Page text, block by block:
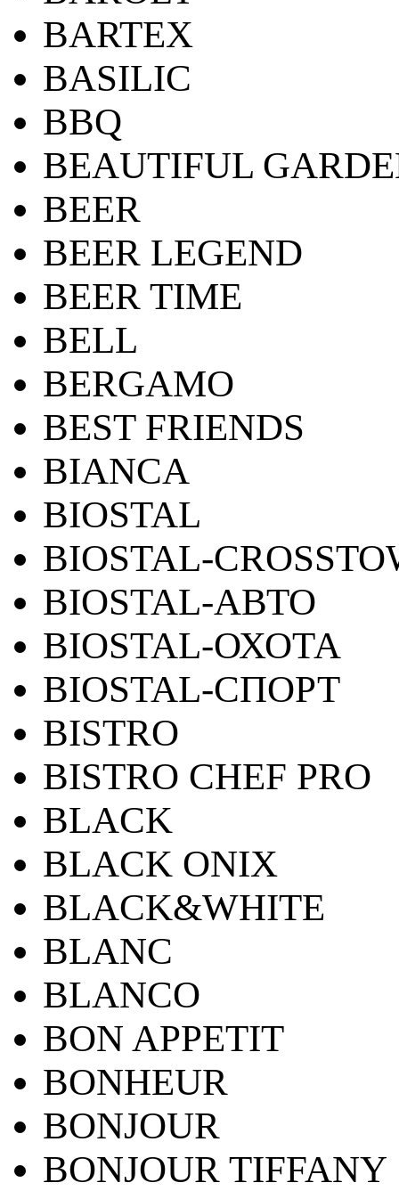
BARTEX
BASILIC
BBQ
BEAUTIFUL
BEER
BEER LEGEND
BEER TIME
BELL
BERGAMO
BEST FRIENDS
BIANCA
BIOSTAL
BIOSTAL-
BIOSTAL-АВТО
BIOSTAL-ОХОТА
BIOSTAL-СПОРТ
BISTRO
BISTRO CHEF PRO
BLACK
BLACK ONIX
BLACK&WHITE
BLANC
BLANCO
BON APPETIT
BONHEUR
BONJOUR
BONJOUR TIFFANY